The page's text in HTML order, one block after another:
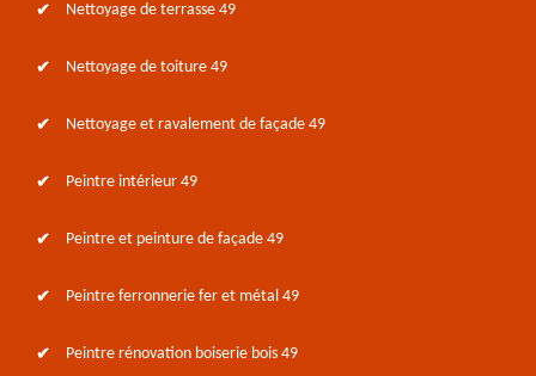
Nettoyage de terrasse 49
Nettoyage de toiture 49
Nettoyage et ravalement de façade 49
Peintre intérieur 49
Peintre et peinture de façade 49
Peintre ferronnerie fer et métal 49
Peintre rénovation boiserie bois 49